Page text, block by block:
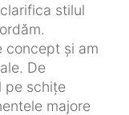
stilul
concept și am
De
pe schițe
majore